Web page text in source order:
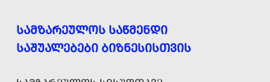
ᲡᲐᲛᲖᲐᲠᲔᲣᲚᲝᲡ ᲡᲐᲬᲛᲔᲜᲓᲘ
ᲡᲐᲨᲣᲐᲚᲔᲑᲔᲑᲘ ᲑᲘᲖᲜᲔᲡᲘᲡᲗᲕᲘᲡ